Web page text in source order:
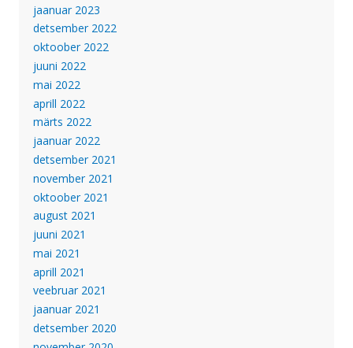
jaanuar 2023
detsember 2022
oktoober 2022
juuni 2022
mai 2022
aprill 2022
märts 2022
jaanuar 2022
detsember 2021
november 2021
oktoober 2021
august 2021
juuni 2021
mai 2021
aprill 2021
veebruar 2021
jaanuar 2021
detsember 2020